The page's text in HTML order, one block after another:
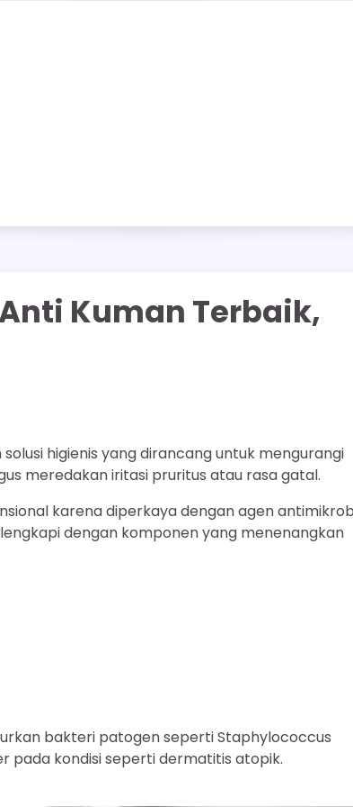
Kuman Terbaik,
higienis yang dirancang untuk mengurangi
meredakan iritasi pruritus atau rasa gatal.
karena diperkaya dengan agen
dengan komponen yang menenangkan
bakteri patogen seperti Staphylococcus
pada kondisi seperti dermatitis atopik.